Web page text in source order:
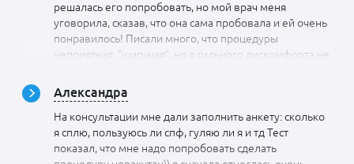
очень-очень рада, что решилась попробовать!
решалась его попробовать, но мой врач меня
уговорила, сказав, что она сама пробовала и ей очень
понравилось! Писали много, что процедуры
неприятная, "щипучая", но я сильного дискомфорта не
эффекта - вижу! Нравится! Заметно лучше других
препаратов, но я полное мнение сформирую после
полного курса. Пока довольна.
Александра
На консультации мне дали заполнить анкету: сколько
я сплю, пользуюсь ли спф, гуляю ли я и тд Тест
показал, что мне надо попробовать сделать